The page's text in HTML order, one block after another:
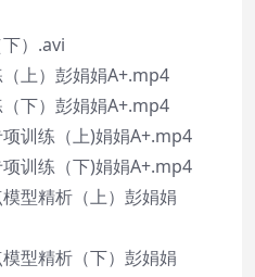
）.avi
上）彭娟娟A+.mp4
下）彭娟娟A+.mp4
训练（上)娟娟A+.mp4
训练（下)娟娟A+.mp4
型精析（上）彭娟娟
型精析（下）彭娟娟